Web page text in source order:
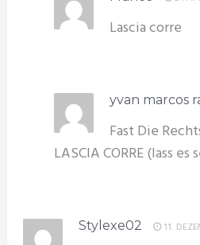
Lascia corre
yvan marcos
Fast Die
LASCIA CORRE (lass es
Stylexe02 11.